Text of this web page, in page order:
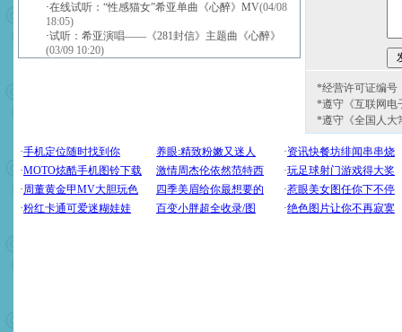
·在线试听：“性感猫女”希亚单曲《心醉》MV(04/08
18:05)
·试听：希亚演唱——《281封信》主题曲《心醉》
(03/09 10:20)
*经营许可证编号
*遵守《互联网电
*遵守《全国人大